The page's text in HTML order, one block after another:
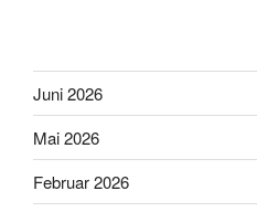
Juni 2026
Mai 2026
Februar 2026